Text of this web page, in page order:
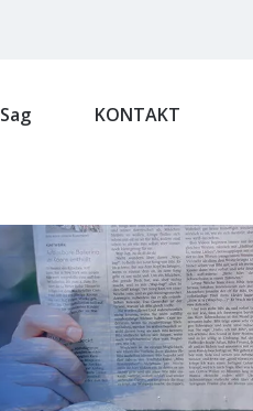
Sag KONTAKT